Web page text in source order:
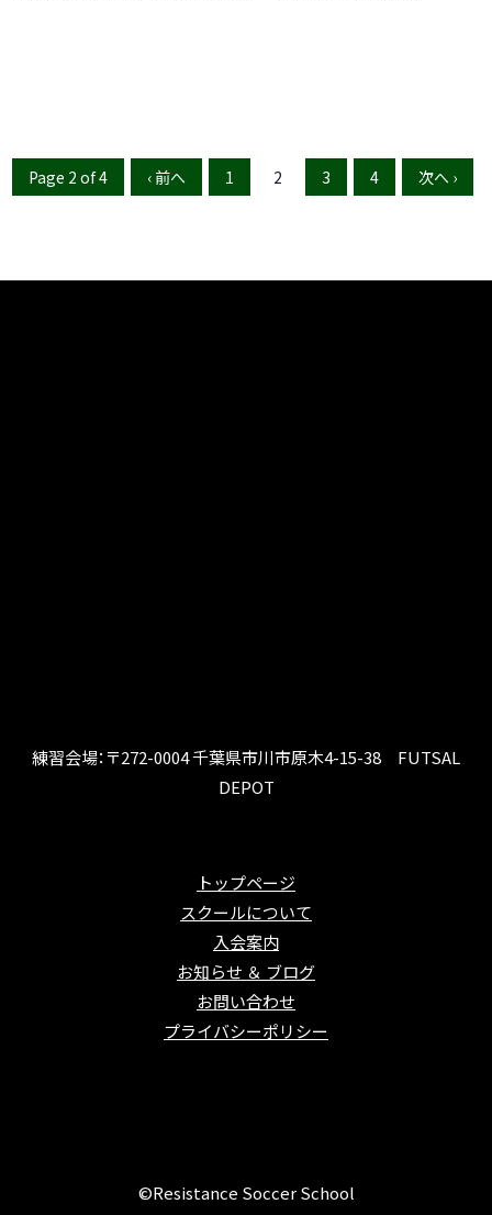
Page 2 of 4 ‹ 前へ 1 2 3 4 次へ ›
練習会場：〒272-0004 千葉県市川市原木4-15-38 FUTSAL
DEPOT
トップページ
スクールについて
入会案内
お知らせ ＆ ブログ
お問い合わせ
プライバシーポリシー
©Resistance Soccer School